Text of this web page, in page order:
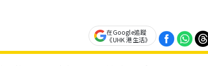
在Google追蹤
《UHK 港生活》